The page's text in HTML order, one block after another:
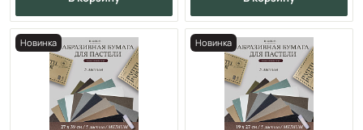
Новинка Новинка